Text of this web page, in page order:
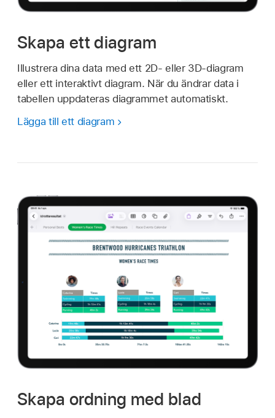
Skapa ett diagram
Illustrera dina data med ett 2D- eller 3D-diagram
eller ett interaktivt diagram. När du ändrar data i
tabellen uppdateras diagrammet automatiskt.
Lägga till ett diagram
Skapa ordning med blad